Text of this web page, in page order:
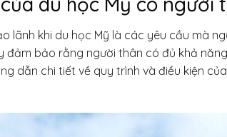
lãnh khi du học Mỹ là các yêu cầu mà
đảm bảo rằng người thân có đủ khả
dẫn chi tiết về quy trình và điều kiện